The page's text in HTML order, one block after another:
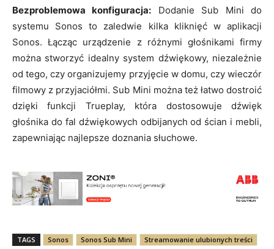
Bezproblemowa konfiguracja: Dodanie Sub Mini do
systemu Sonos to zaledwie kilka kliknięć w aplikacji
Sonos. Łącząc urządzenie z różnymi głośnikami firmy
można stworzyć idealny system dźwiękowy, niezależnie
od tego, czy organizujemy przyjęcie w domu, czy wieczór
filmowy z przyjaciółmi. Sub Mini można też łatwo dostroić
dzięki funkcji Trueplay, która dostosowuje dźwięk
głośnika do fal dźwiękowych odbijanych od ścian i mebli,
zapewniając najlepsze doznania słuchowe.
TAGS Sonos Sonos Sub Mini Streamowanie ulubionych treści